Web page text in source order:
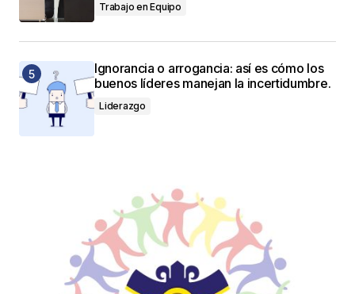
Trabajo en Equipo
Ignorancia o arrogancia: así es cómo los
buenos líderes manejan la incertidumbre.
Liderazgo